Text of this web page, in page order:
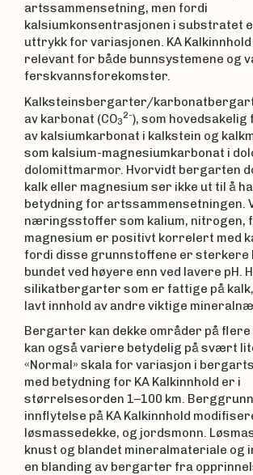
artssammensetning, men fordi
kalsiumkonsentrasjonen i substratet
uttrykk for variasjonen. KA
relevant for både bunnsystemene og
ferskvannsforekomster.
Kalksteinsbergarter/
av karbonat (CO3
2-), som hovedsakelig
av kalsiumkarbonat i kalkstein og
som kalsium-magnesiumkarbonat i
dolomittmarmor. Hvorvidt bergarten
kalk eller magnesium ser ikke ut til å
betydning for artssammensetningen.
næringsstoffer som kalium, nitrogen,
magnesium er positivt korrelert med
fordi disse grunnstoffene er sterkere
bundet ved høyere enn ved lavere pH.
silikatbergarter som er fattige på
lavt innhold av andre viktige
Bergarter kan dekke områder på flere
kan også variere betydelig på svært
«Normal» skala for variasjon i
med betydning for KA Kalkinnhold er i
størrelsesorden 1–100 km.
innflytelse på KA Kalkinnhold
løsmassedekke, og jordsmonn.
knust og blandet mineralmateriale og
en blanding av bergarter fra